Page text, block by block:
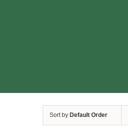
Sort by Default Order